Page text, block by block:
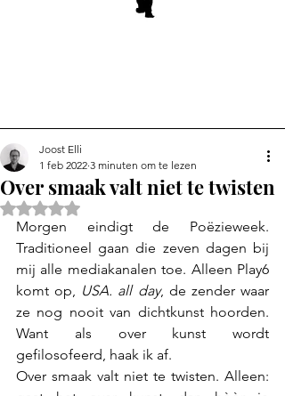
Over smaak valt niet te twisten
Joost Elli
1 feb 2022 3 minuten om te lezen
Beoordeeld met NaN uit 5 sterren.
Morgen eindigt de Poëzieweek.
Traditioneel gaan die zeven dagen bij
mij alle mediakanalen toe. Alleen Play6
komt op, USA. all day, de zender waar
ze nog nooit van dichtkunst hoorden.
Want als over kunst wordt
gefilosofeerd, haak ik af.
Over smaak valt niet te twisten. Alleen: